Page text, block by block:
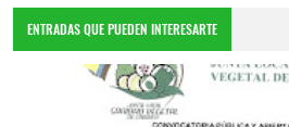
ENTRADAS QUE PUEDEN INTERESARTE